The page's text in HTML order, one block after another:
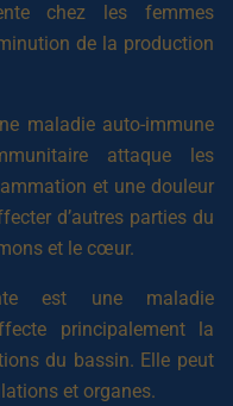
chez les femmes
de la production
maladie auto-immune
attaque les
et une douleur
d’autres parties du
et le cœur.
est une maladie
principalement la
du bassin. Elle peut
et organes.